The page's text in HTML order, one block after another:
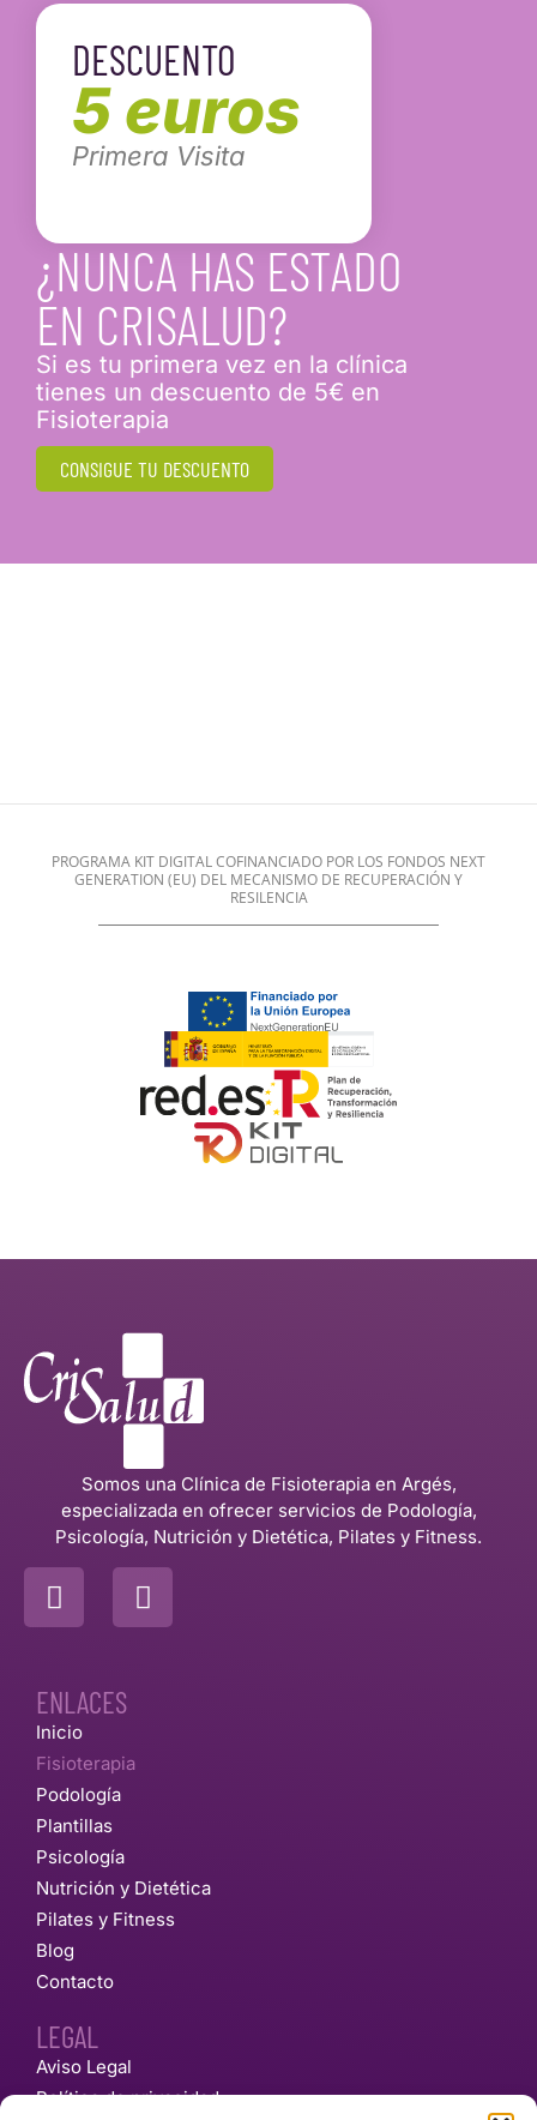
DESCUENTO
5 euros
Primera Visita
¿NUNCA HAS ESTADO
EN CRISALUD?
Si es tu primera vez en la clínica
tienes un descuento de 5€ en
Fisioterapia
CONSIGUE TU DESCUENTO
PROGRAMA KIT DIGITAL COFINANCIADO POR LOS FONDOS NEXT
GENERATION (EU) DEL MECANISMO DE RECUPERACIÓN Y
RESILENCIA
Somos una Clínica de Fisioterapia en Argés,
especializada en ofrecer servicios de Podología,
Psicología, Nutrición y Dietética, Pilates y Fitness.
ENLACES
Inicio
Fisioterapia
Podología
Plantillas
Psicología
Nutrición y Dietética
Pilates y Fitness
Blog
Contacto
LEGAL
Aviso Legal
Política de privacidad